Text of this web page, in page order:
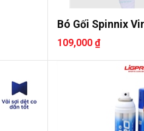
Bó Gối Spinnix
109,000 ₫